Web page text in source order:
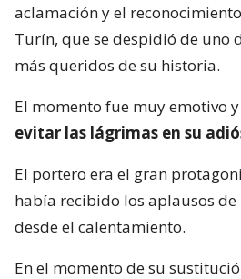
aclamación y el
Turín, que se despidió de uno
más queridos de su historia.
El momento fue muy emotivo y
evitar las lágrimas en su
El portero era el gran
había recibido los aplausos
desde el calentamiento.
En el momento de su